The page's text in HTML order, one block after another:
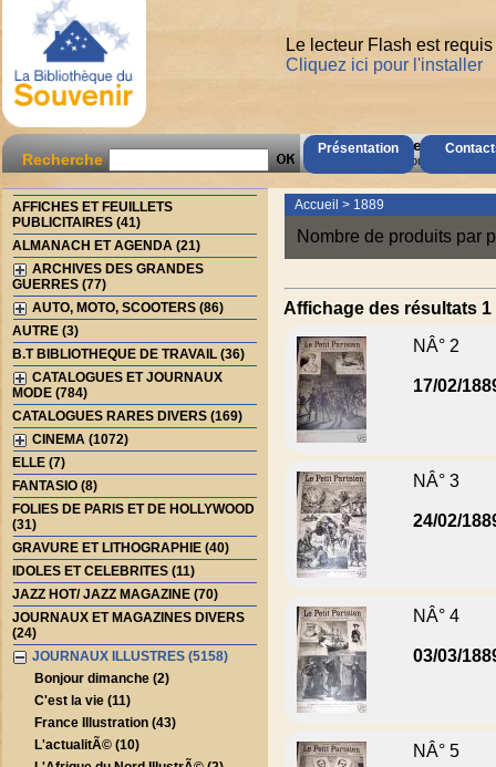
Présentation
Le lecteur Flash est
Cliquez ici pour l'installer
Recherche
AccÃ¨s Client
Mot de passe oubliÃ© ?
AFFICHES ET FEUILLETS
PUBLICITAIRES (41)
ALMANACH ET AGENDA (21)
ARCHIVES DES GRANDES
GUERRES (77)
AUTO, MOTO, SCOOTERS (86)
AUTRE (3)
B.T BIBLIOTHEQUE DE TRAVAIL (36)
CATALOGUES ET JOURNAUX
MODE (784)
CATALOGUES RARES DIVERS (169)
CINEMA (1072)
ELLE (7)
FANTASIO (8)
FOLIES DE PARIS ET DE HOLLYWOOD
(31)
GRAVURE ET LITHOGRAPHIE (40)
IDOLES ET CELEBRITES (11)
JAZZ HOT/ JAZZ MAGAZINE (70)
JOURNAUX ET MAGAZINES DIVERS
(24)
JOURNAUX ILLUSTRES (5158)
Bonjour dimanche (2)
C'est la vie (11)
France Illustration (43)
L'actualitÃ© (10)
Accueil > 1889
Nombre de produits par
Affichage des résultats
NÂ° 2
17/02/
NÂ° 3
24/02/
NÂ° 4
03/03/
NÂ° 5